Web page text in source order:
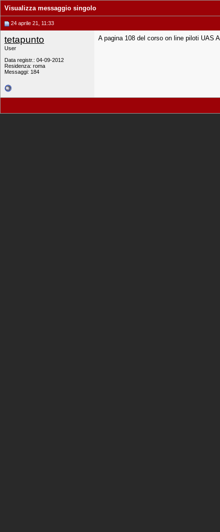
Visualizza messaggio singolo
24 aprile 21, 11:33
tetapunto
User
Data registr.: 04-09-2012
Residenza: roma
Messaggi: 184
A pagina 108 del corso on line piloti UAS